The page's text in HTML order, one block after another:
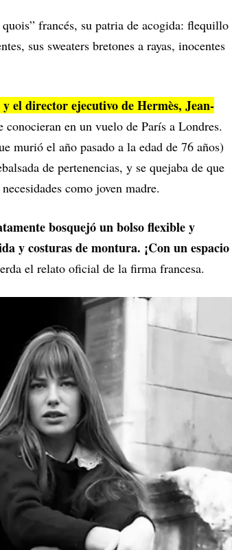
francés, su patria de acogida: flequillo
sus sweaters bretones a rayas, inocentes
el director ejecutivo de Hermès, Jean-
conocieran en un vuelo de París a Londres.
murió el año pasado a la edad de 76 años)
de pertenencias, y se quejaba de que
como joven madre.
bosquejó un bolso flexible y
y costuras de montura. ¡Con un espacio
el relato oficial de la firma francesa.